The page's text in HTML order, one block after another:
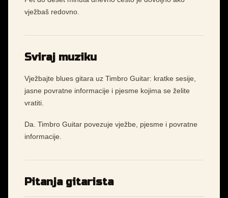
vježbaš redovno.
Sviraj muziku
Vježbajte blues gitara uz Timbro Guitar: kratke sesije,
jasne povratne informacije i pjesme kojima se želite
vratiti.
Da. Timbro Guitar povezuje vježbe, pjesme i povratne
informacije.
Pitanja gitarista